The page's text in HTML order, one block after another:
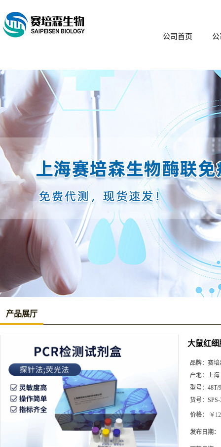
公司首页
产品展厅
大鼠红细
品牌： 赛培
产地： 上海
型号： 48T/
货号：
价格： ￥
发布日期：